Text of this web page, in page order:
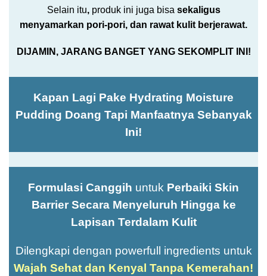
Selain itu, produk ini juga bisa sekaligus
menyamarkan pori-pori, dan rawat kulit berjerawat.
DIJAMIN, JARANG BANGET YANG SEKOMPLIT INI!
Kapan Lagi Pake Hydrating Moisture
Pudding Doang Tapi Manfaatnya Sebanyak
Ini!
Formulasi Canggih untuk Perbaiki Skin
Barrier Secara Menyeluruh Hingga ke
Lapisan Terdalam Kulit
Dilengkapi dengan powerfull ingredients untuk
Wajah Sehat dan Kenyal Tanpa Kemerahan!